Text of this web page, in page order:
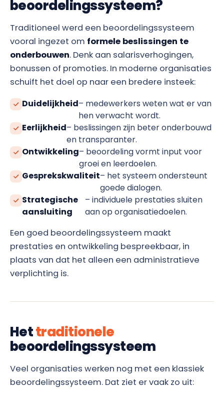
beoordelingssysteem?
Traditioneel werd een beoordelingssysteem
vooral ingezet om formele beslissingen te
onderbouwen. Denk aan salarisverhogingen,
bonussen of promoties. In moderne organisaties
schuift het doel op naar een bredere insteek:
Duidelijkheid– medewerkers weten wat er van
hen verwacht wordt.
Eerlijkheid– beslissingen zijn beter onderbouwd
en transparanter.
Ontwikkeling– beoordeling vormt input voor
groei en leerdoelen.
Gesprekskwaliteit– het systeem ondersteunt
goede dialogen.
Strategische
aansluiting
– individuele prestaties sluiten
aan op organisatiedoelen.
Een goed beoordelingssysteem maakt
prestaties en ontwikkeling bespreekbaar, in
plaats van dat het alleen een administratieve
verplichting is.
Hettraditionele
beoordelingssysteem
Veel organisaties werken nog met een klassiek
beoordelingssysteem. Dat ziet er vaak zo uit: